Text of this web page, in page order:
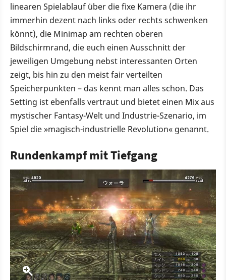
linearen Spielablauf über die fixe Kamera (die ihr
immerhin dezent nach links oder rechts schwenken
könnt), die Minimap am rechten oberen
Bildschirmrand, die euch einen Ausschnitt der
jeweiligen Umgebung nebst interessanten Orten
zeigt, bis hin zu den meist fair verteilten
Speicherpunkten – das kennt man alles schon. Das
Setting ist ebenfalls vertraut und bietet einen Mix aus
mystischer Fantasy-Welt und Industrie-Szenario, im
Spiel die »magisch-industrielle Revolution« genannt.
Rundenkampf mit Tiefgang